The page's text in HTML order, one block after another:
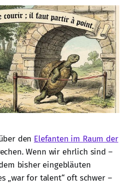
den Elefanten im Raum der
Wenn wir ehrlich sind –
bisher eingebläuten
„war for talent“ oft schwer –